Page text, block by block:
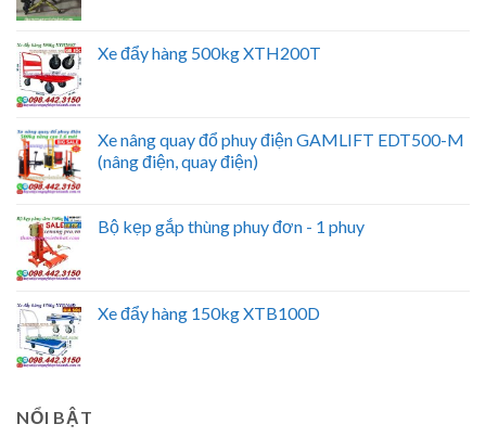
Xe đẩy hàng 500kg XTH200T
Xe nâng quay đổ phuy điện GAMLIFT EDT500-M
(nâng điện, quay điện)
Bộ kẹp gắp thùng phuy đơn - 1 phuy
Xe đẩy hàng 150kg XTB100D
NỔI BẬT